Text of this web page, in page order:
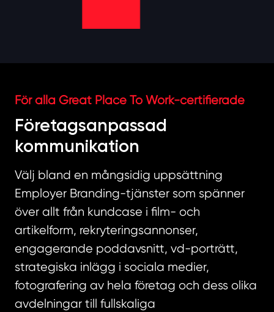
För alla Great Place To Work-certifierade
Företagsanpassad
kommunikation
Välj bland en mångsidig uppsättning
Employer Branding-tjänster som spänner
över allt från kundcase i film- och
artikelform, rekryteringsannonser,
engagerande poddavsnitt, vd-porträtt,
strategiska inlägg i sociala medier,
fotografering av hela företag och dess olika
avdelningar till fullskaliga